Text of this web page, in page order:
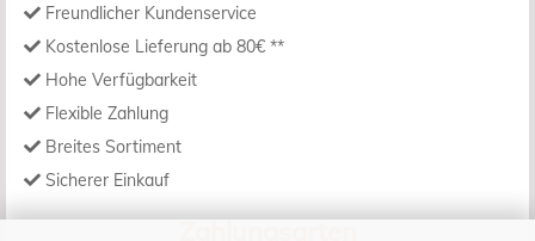
Freundlicher Kundenservice
Kostenlose Lieferung ab 80€ **
Hohe Verfügbarkeit
Flexible Zahlung
Breites Sortiment
Sicherer Einkauf